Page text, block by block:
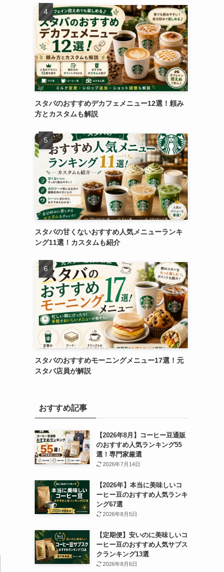
スタバのおすすめデカフェメニュー12選！頼み
方とカスタムも解説
スタバの甘くないおすすめ人気メニューランキ
ング11選！カスタムも紹介
スタバのおすすめモーニングメニュー17選！元
スタバ店員が解説
おすすめ記事
【2026年8月】コーヒー豆通販
のおすすめ人気ランキング55
選！専門家厳選
2026年7月14日
【2026年】本当に美味しいコ
ーヒー豆のおすすめ人気ランキ
ング67選
2026年8月5日
【定期便】安いのに美味しいコ
ーヒー豆のおすすめ人気サブス
クランキング13選
2026年8月6日